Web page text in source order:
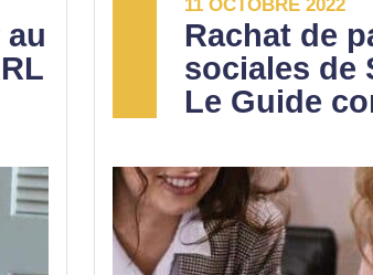
11 OCTOBRE 2022
Rachat de
sociales de
Le Guide